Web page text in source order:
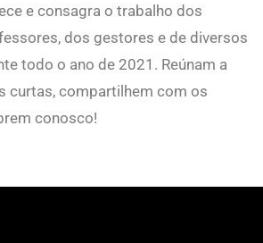
e consagra o trabalho dos
dos gestores e de diversos
todo o ano de 2021. Reúnam a
curtas, compartilhem com os
conosco!